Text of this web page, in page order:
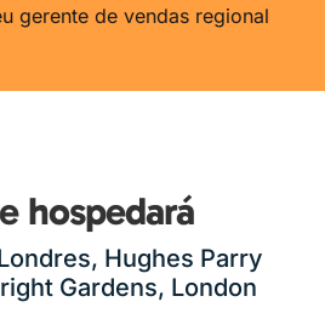
gerente de vendas regional
hospedará
Hughes Parry
Gardens, London